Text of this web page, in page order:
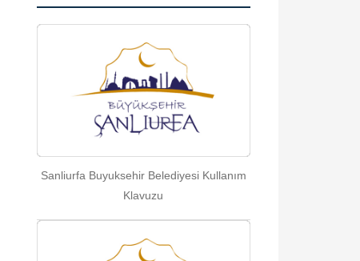
Sanliurfa Buyuksehir Belediyesi Kullanım
Klavuzu